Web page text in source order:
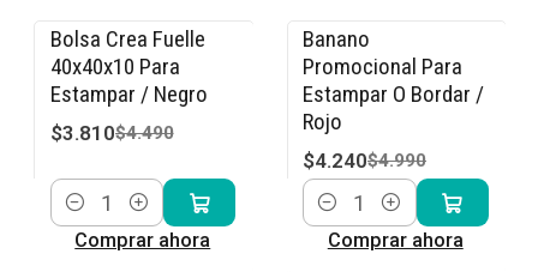
-15% OFF
Bolsa Crea Fuelle
40x40x10 Para
Estampar / Negro
$3.810$4.490
Cantidad
Comprar ahora
-15% OFF
Banano
Promocional Para
Estampar O Bordar /
Rojo
$4.240$4.990
Cantidad
Comprar ahora